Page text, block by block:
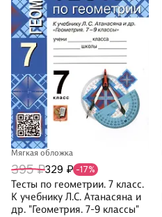
Мягкая обложка
395 ₽329 ₽ -17%
Тесты по геометрии. 7 класс.
К учебнику Л.С. Атанасяна и
др. "Геометрия. 7-9 классы"